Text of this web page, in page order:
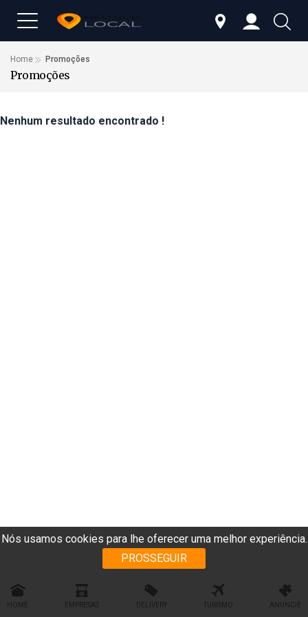
Nós usamos cookies para lhe oferecer uma melhor experiência.
PROSSEGUIR
Home Promoções
Promoções
Nenhum resultado encontrado !
HOME EMPRESAS DELIVERY TURISMO ANUNCIE